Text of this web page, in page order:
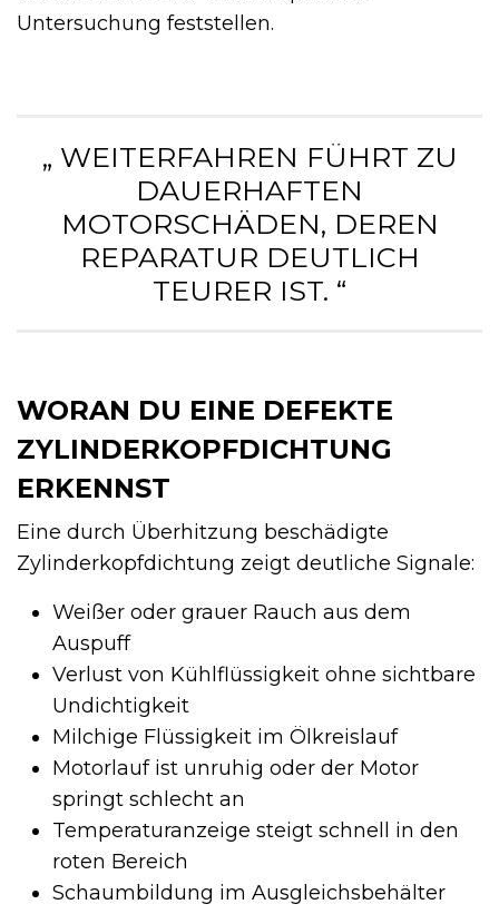
Untersuchung feststellen.
„ WEITERFAHREN FÜHRT ZU
DAUERHAFTEN
MOTORSCHÄDEN, DEREN
REPARATUR DEUTLICH
TEURER IST. “
WORAN DU EINE DEFEKTE
ZYLINDERKOPFDICHTUNG
ERKENNST
Eine durch Überhitzung beschädigte
Zylinderkopfdichtung zeigt deutliche Signale:
Weißer oder grauer Rauch aus dem
Auspuff
Verlust von Kühlflüssigkeit ohne sichtbare
Undichtigkeit
Milchige Flüssigkeit im Ölkreislauf
Motorlauf ist unruhig oder der Motor
springt schlecht an
Temperaturanzeige steigt schnell in den
roten Bereich
Schaumbildung im Ausgleichsbehälter